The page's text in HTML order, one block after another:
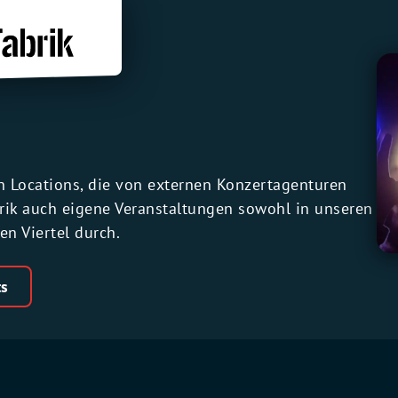
die von externen Konzertagenturen
auch eigene Veranstaltungen sowohl in unseren
Viertel durch.